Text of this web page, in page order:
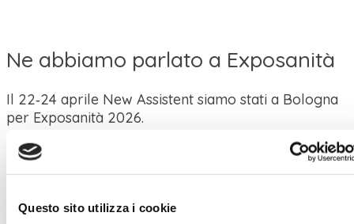
Questo sito utilizza i cookie
Ne abbiamo parlato a Exposanità
Il 22‑24 aprile New Assistent siamo stati a Bologna
per Exposanità 2026.
Abbiamo condiviso la nostra esperienza maturata in
anni di lavoro con strutture sanitarie e mostrato
organizzativo” a “leva di servizio”.